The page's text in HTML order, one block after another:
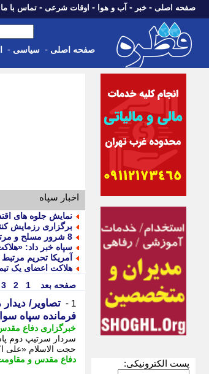
صفحه اصلی - خبر - آب و هوا - اوقات شرعی - تماس با ما
صفحه اصلی - سیاسی -
پست الکترونیکی:
اخبار سپاه
نمایش جلوه های
برگزاری رزمایش
8 شرور مسلح و مرتبط با گروهک های تروریستی در سیستان و بلوچستان دستگیر شدند
سپاه خبر داد:
آمریکا تحریم
هلاکت اعضای یک تیم
صفحه بعد
1
2
3
1 -
تصاویر/
فرمانده سپاه
خبرگزاری دفاع
سردار سرتیپ دوم
حجت الاسلام «علی
دفاع مقدس و